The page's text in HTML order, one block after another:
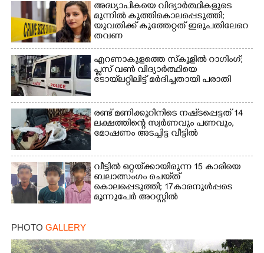
അദ്ധ്യാപികയെ വിദ്യാർത്ഥികളുടെ
മുന്നിൽ കുത്തികൊലപ്പെടുത്തി;
യുവതിക്ക് കുത്തേറ്റത് ഇരുപതിലേറെ
തവണ
എറണാകുളത്തെ സ്‌കൂളിൽ റാഗിംഗ്;
പ്ലസ് വൺ വിദ്യാർത്ഥിയെ
ടോയ്‌ലറ്റിലിട്ട് മർദിച്ചതായി പരാതി
രണ്ട് മണിക്കൂറിനിടെ നഷ്‌ടപ്പെട്ടത് 14
ലക്ഷത്തിന്റെ സ്വർണവും പണവും,
മോഷണം അടച്ചിട്ട വീട്ടിൽ
വീട്ടിൽ ഒറ്റയ്‌ക്കായിരുന്ന 15 കാരിയെ
ബലാത്സംഗം ചെയ്‌ത്
കൊലപ്പെടുത്തി; 17കാരനുൾപ്പടെ
മൂന്നുപേർ അറസ്റ്റിൽ
PHOTO GALLERY